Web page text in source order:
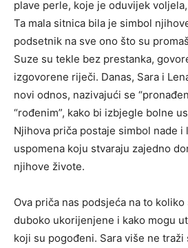
plave perle, koje je oduvijek
Ta mala sitnica bila je simbol
podsetnik na sve ono što su
Suze su tekle bez prestanka,
izgovorene riječi. Danas, Sara i
novi odnos, nazivajući se
“rođenim”, kako bi izbjegle bolne
Njihova priča postaje simbol nade i
uspomena koju stvaraju zajedno
njihove živote.
Ova priča nas podsjeća na to
duboko ukorijenjene i kako mogu
koji su pogođeni. Sara više ne